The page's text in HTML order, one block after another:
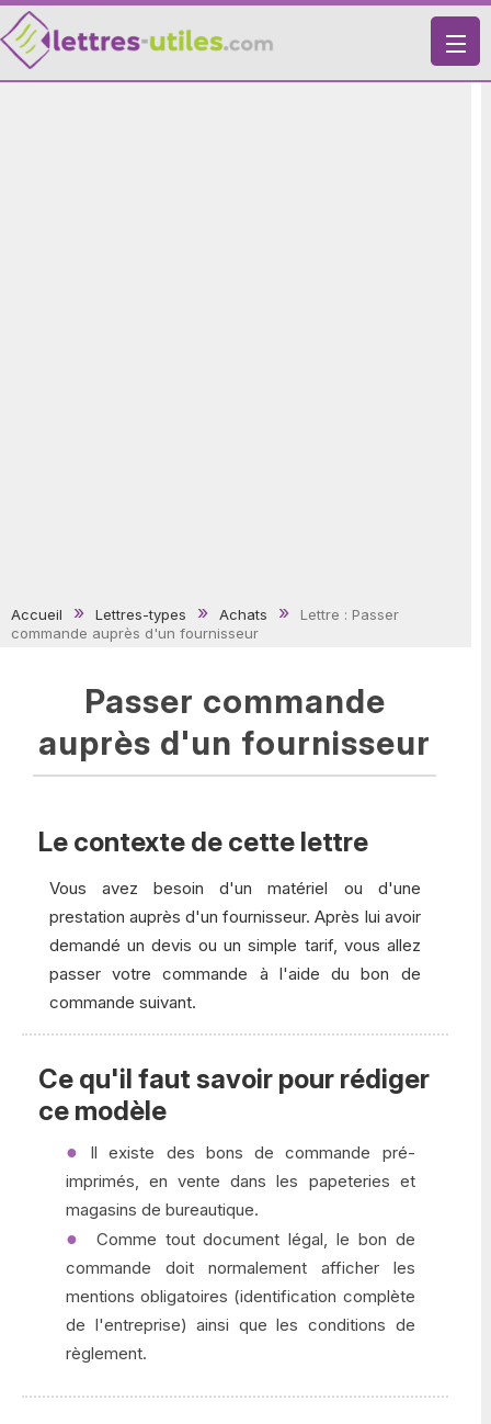
X
Accueil Lettres-types Achats
Lettre : Passer
commande auprès d'un fournisseur
Passer commande
auprès d'un fournisseur
Le contexte de cette lettre
Vous avez besoin d'un matériel ou d'une
prestation auprès d'un fournisseur. Après lui avoir
demandé un devis ou un simple tarif, vous allez
passer votre commande à l'aide du bon de
commande suivant.
Ce qu'il faut savoir pour rédiger
ce modèle
Il existe des bons de commande pré-
imprimés, en vente dans les papeteries et
magasins de bureautique.
Comme tout document légal, le bon de
commande doit normalement afficher les
mentions obligatoires (identification complète
de l'entreprise) ainsi que les conditions de
règlement.